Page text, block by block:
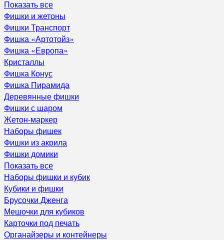
Показать все
Фишки и жетоны
Фишки Транспорт
Фишка «Артотойз»
Фишка «Европа»
Кристаллы
Фишка Конус
Фишка Пирамида
Деревянные фишки
Фишки с шаром
Жетон-маркер
Наборы фишек
Фишки из акрила
Фишки домики
Показать все
Наборы фишки и кубик
Кубики и фишки
Брусочки Дженга
Мешочки для кубиков
Карточки под печать
Органайзеры и контейнеры